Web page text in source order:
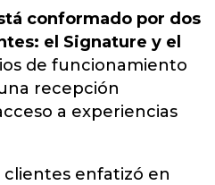
conformado por dos
el Signature y el
de funcionamiento
recepción
a experiencias
enfatizó en